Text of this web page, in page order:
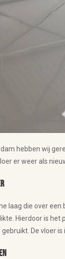
hebben wij
er weer als
laag die over
Hierdoor is
De vloer